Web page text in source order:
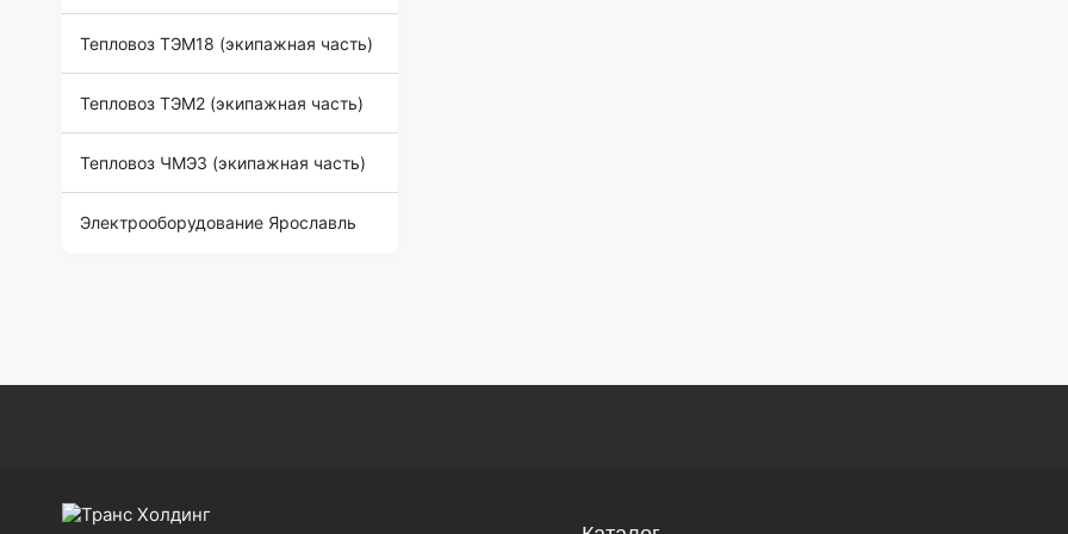
Тепловоз ТЭМ18 (экипажная часть)
Тепловоз ТЭМ2 (экипажная часть)
Тепловоз ЧМЭ3 (экипажная часть)
Электрооборудование Ярославль